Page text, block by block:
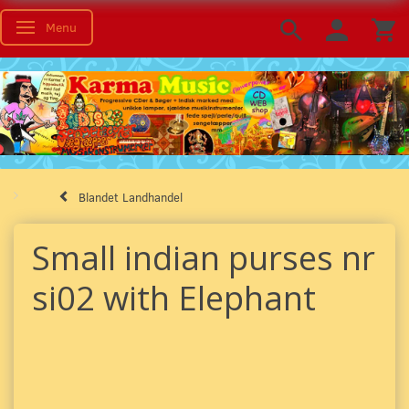
Toggle navigation
Menu
Blandet Landhandel
Small indian purses nr
si02 with Elephant